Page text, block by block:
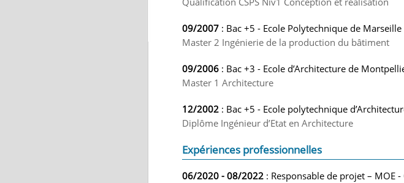
09/2007 : Bac +5 - Ecole Polytechnique de Marseille
Master 2 Ingénierie de la production du bâtiment
09/2006 : Bac +3 - Ecole d’Architecture de
Master 1 Architecture
12/2002 : Bac +5 - Ecole polytechnique
Diplôme Ingénieur d’Etat en Architecture
Expériences professionnelles
06/2020 - 08/2022 : Responsable de projet – MOE